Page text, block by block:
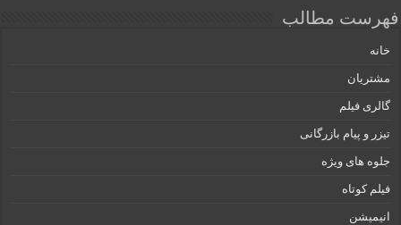
فهرست مطالب
خانه
مشتریان
گالری فیلم
تیزر و پیام بازرگانی
جلوه های ویژه
فیلم کوتاه
انیمیشن